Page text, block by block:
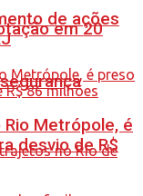
em 20
de ações
Metrópole, é
desvio de R$